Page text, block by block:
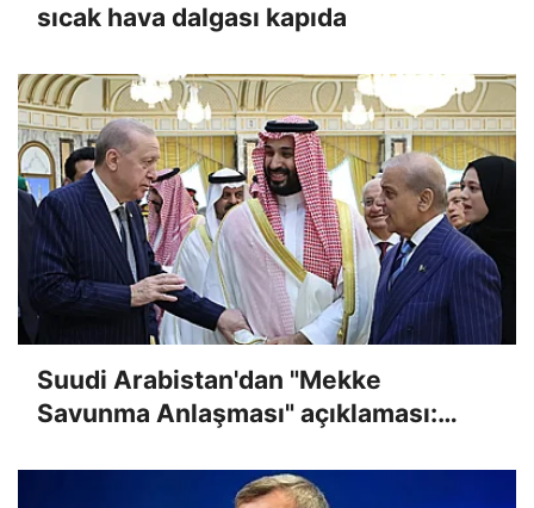
sıcak hava dalgası kapıda
Suudi Arabistan'dan "Mekke
Savunma Anlaşması" açıklaması:
katkı sağlıyor